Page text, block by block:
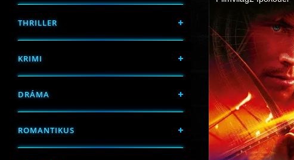
THRILLER
KRIMI
DRÁMA
ROMANTIKUS